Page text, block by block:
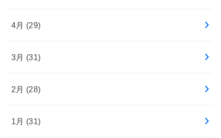
4月 (29)
3月 (31)
2月 (28)
1月 (31)